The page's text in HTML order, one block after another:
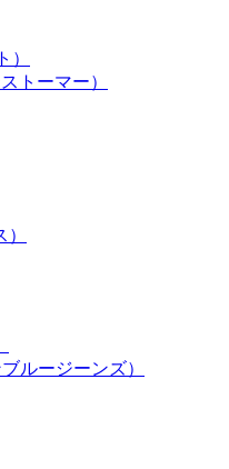
）
トーマー）
ルージーンズ）